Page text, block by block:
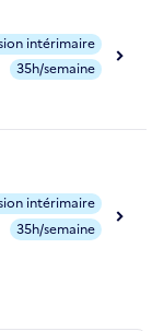
intérimaire
35h/semaine
intérimaire
35h/semaine